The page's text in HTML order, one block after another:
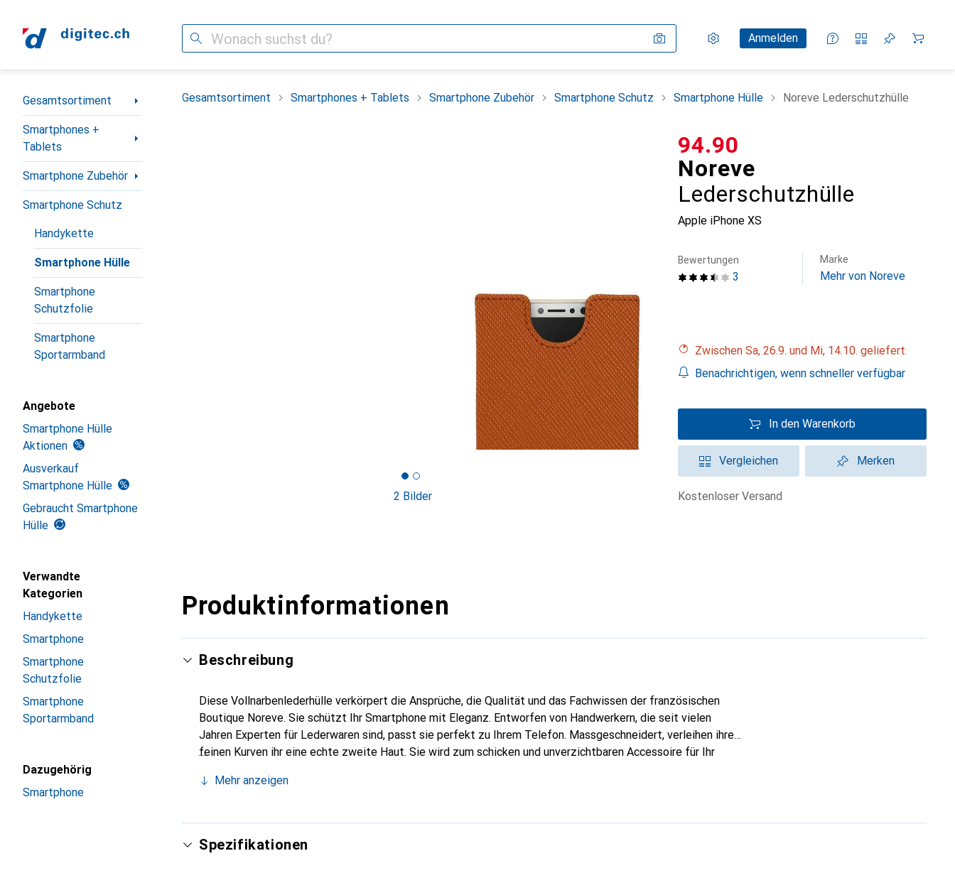
Suche Einstellungen
KundenkontoAnmelden
Vergleichslisten
Merklisten
Warenkorb
Navigation nach Kategorien
Gesamtsortiment
Smartphones +
Tablets
Smartphone Zubehör
Smartphone Schutz
Handykette
Smartphone Hülle
Smartphone
Schutzfolie
Smartphone
Sportarmband
Angebote
Smartphone Hülle
Aktionen
Ausverkauf
Smartphone Hülle
Gebraucht Smartphone
Hülle
Verwandte
Kategorien
Handykette
Smartphone
Smartphone
Schutzfolie
Smartphone
Sportarmband
Dazugehörig
Smartphone
Gesamtsortiment Smartphones + Tablets Smartphone Zubehör Smartphone Schutz Smartphone Hülle Noreve Lederschutzhülle
2 Bilder
Noreve
Lederschutzhülle
Apple iPhone XS
CHF
94.90
3
Bewertungen Marke
Mehr von Noreve
Zwischen Sa, 26.9. und Mi, 14.10. geliefert
Benachrichtigen, wenn schneller verfügbar
In den Warenkorb
Vergleichen Merken
kostenloser Versand
Produktinformationen
Beschreibung
Diese Vollnarbenlederhülle verkörpert die Ansprüche, die Qualität und das Fachwissen der französischen
Boutique Noreve. Sie schützt Ihr Smartphone mit Eleganz. Entworfen von Handwerkern, die seit vielen
Jahren Experten für Lederwaren sind, passt sie perfekt zu Ihrem Telefon. Massgeschneidert, verleihen ihre
feinen Kurven ihr eine echte zweite Haut. Sie wird zum schicken und unverzichtbaren Accessoire für Ihr
Wahl für eine anspruchsvolle Kundschaft.
Mehr anzeigen
Spezifikationen